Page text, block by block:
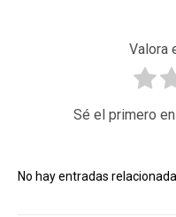
Valora
Sé el primero
No hay entradas